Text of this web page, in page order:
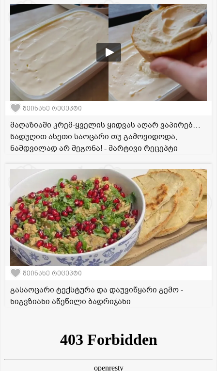
შეინახე რეცეპტი
მაღაზიაში კრემ-ყველის ყიდვას აღარ ვაპირებ…
ნადუღით ასეთი საოცარი თუ გამოვიდოდა,
ნამდვილად არ მეგონა! - მარტივი რეცეპტი
შეინახე რეცეპტი
გასაოცარი ტექსტურა და დაუვიწყარი გემო -
ნიგვზიანი აწეწილი ბადრიჯანი